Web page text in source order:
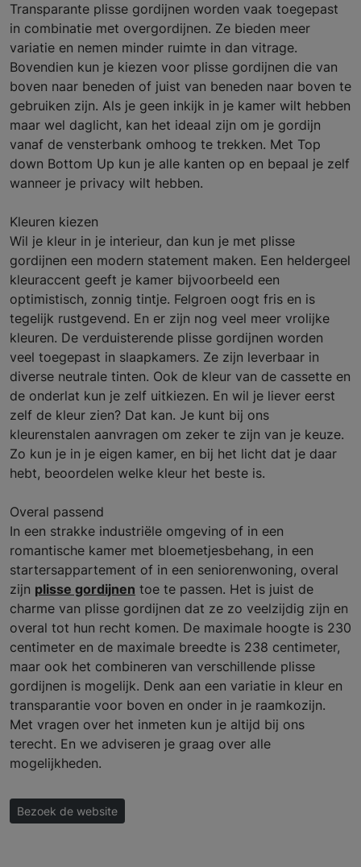
Transparante plisse gordijnen worden vaak toegepast
in combinatie met overgordijnen. Ze bieden meer
variatie en nemen minder ruimte in dan vitrage.
Bovendien kun je kiezen voor plisse gordijnen die van
boven naar beneden of juist van beneden naar boven te
gebruiken zijn. Als je geen inkijk in je kamer wilt hebben
maar wel daglicht, kan het ideaal zijn om je gordijn
vanaf de vensterbank omhoog te trekken. Met Top
down Bottom Up kun je alle kanten op en bepaal je zelf
wanneer je privacy wilt hebben.
Kleuren kiezen
Wil je kleur in je interieur, dan kun je met plisse
gordijnen een modern statement maken. Een heldergeel
kleuraccent geeft je kamer bijvoorbeeld een
optimistisch, zonnig tintje. Felgroen oogt fris en is
tegelijk rustgevend. En er zijn nog veel meer vrolijke
kleuren. De verduisterende plisse gordijnen worden
veel toegepast in slaapkamers. Ze zijn leverbaar in
diverse neutrale tinten. Ook de kleur van de cassette en
de onderlat kun je zelf uitkiezen. En wil je liever eerst
zelf de kleur zien? Dat kan. Je kunt bij ons
kleurenstalen aanvragen om zeker te zijn van je keuze.
Zo kun je in je eigen kamer, en bij het licht dat je daar
hebt, beoordelen welke kleur het beste is.
Overal passend
In een strakke industriële omgeving of in een
romantische kamer met bloemetjesbehang, in een
startersappartement of in een seniorenwoning, overal
zijn plisse gordijnen toe te passen. Het is juist de
charme van plisse gordijnen dat ze zo veelzijdig zijn en
overal tot hun recht komen. De maximale hoogte is 230
centimeter en de maximale breedte is 238 centimeter,
maar ook het combineren van verschillende plisse
gordijnen is mogelijk. Denk aan een variatie in kleur en
transparantie voor boven en onder in je raamkozijn.
Met vragen over het inmeten kun je altijd bij ons
terecht. En we adviseren je graag over alle
mogelijkheden.
Bezoek de website